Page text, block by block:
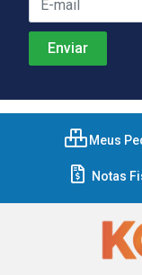
Meus
Notas